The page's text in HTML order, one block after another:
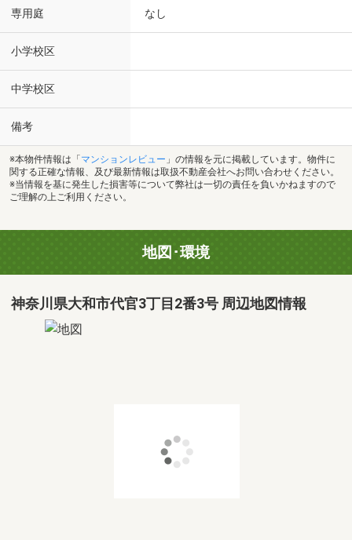
専用庭 なし
小学校区
中学校区
備考
※本物件情報は「 マンションレビュー 」の情報を元に掲載しています。物件に
関する正確な情報、及び最新情報は取扱不動産会社へお問い合わせください。
※当情報を基に発生した損害等について弊社は一切の責任を負いかねますので
ご理解の上ご利用ください。
地図･環境
神奈川県大和市代官3丁目2番3号 周辺地図情報